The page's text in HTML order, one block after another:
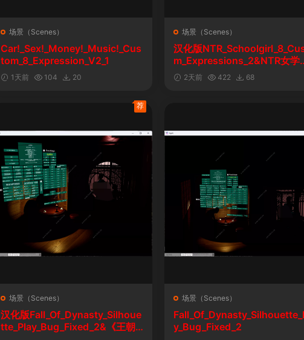
场景（Scenes）
Car!_Sex!_Money!_Music!_Cus
tom_8_Expression_V2_1
1天前 104 20
场景（Scenes）
汉化版
m_Expressions_2&NTR女学
自定义表情
2天前 422 68
场景（Scenes）
汉化版Fall_Of_Dynasty_Silhoue
tte_Play_Bug_Fixed_2&《王朝
荐
场景（Scenes）
y_Bug_Fixed_2